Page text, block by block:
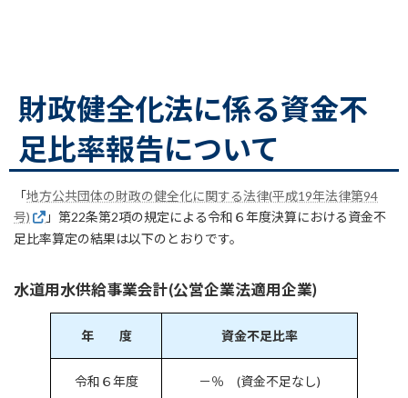
財政健全化法に係る資金不
足比率報告について
「地方公共団体の財政の健全化に関する法律(平成19年法律第94
号)
」第22条第2項の規定による令和６年度決算における資金不
足比率算定の結果は以下のとおりです。
水道用水供給事業会計(公営企業法適用企業)
年 度 資金不足比率
令和６年度 －％ (資金不足なし)